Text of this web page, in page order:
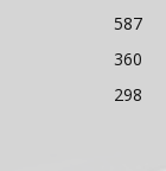
587
360
298